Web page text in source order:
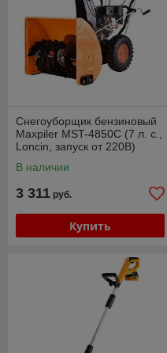
Снегоуборщик бензиновый
Maxpiler MST-4850C (7 л. с.,
Loncin, запуск от 220В)
В наличии
3 311 руб.
Купить